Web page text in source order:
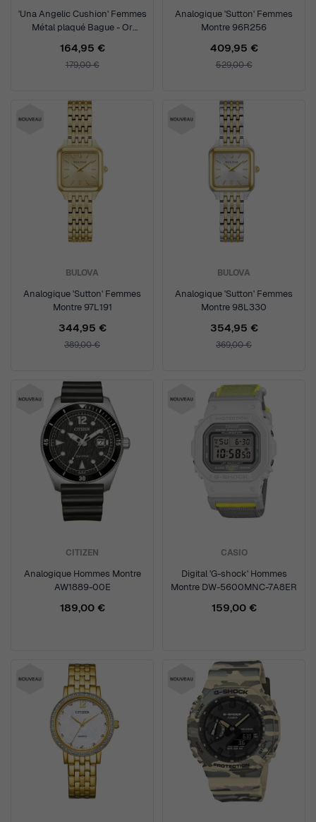
'Una Angelic Cushion' Femmes
Métal plaqué Bague - Or
164,95 €
179,00 €
Analogique 'Sutton' Femmes
Montre 96R256
409,95 €
529,00 €
BULOVA
Analogique 'Sutton' Femmes
Montre 97L191
344,95 €
389,00 €
BULOVA
Analogique 'Sutton' Femmes
Montre 98L330
354,95 €
369,00 €
CITIZEN
Analogique Hommes Montre
AW1889-00E
189,00 €
CASIO
Digital 'G-shock' Hommes
Montre DW-5600MNC-7A8ER
159,00 €